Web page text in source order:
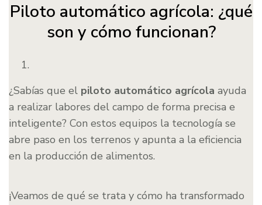
Piloto automático agrícola: ¿qué
son y cómo funcionan?
¿Sabías que el piloto automático agrícola ayuda
a realizar labores del campo de forma precisa e
inteligente? Con estos equipos la tecnología se
abre paso en los terrenos y apunta a la eficiencia
en la producción de alimentos.
¡Veamos de qué se trata y cómo ha transformado